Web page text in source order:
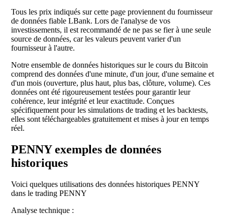
Tous les prix indiqués sur cette page proviennent du fournisseur
de données fiable LBank. Lors de l'analyse de vos
investissements, il est recommandé de ne pas se fier à une seule
source de données, car les valeurs peuvent varier d'un
fournisseur à l'autre.
Notre ensemble de données historiques sur le cours du Bitcoin
comprend des données d'une minute, d'un jour, d'une semaine et
d'un mois (ouverture, plus haut, plus bas, clôture, volume). Ces
données ont été rigoureusement testées pour garantir leur
cohérence, leur intégrité et leur exactitude. Conçues
spécifiquement pour les simulations de trading et les backtests,
elles sont téléchargeables gratuitement et mises à jour en temps
réel.
PENNY exemples de données
historiques
Voici quelques utilisations des données historiques PENNY
dans le trading PENNY
Analyse technique :